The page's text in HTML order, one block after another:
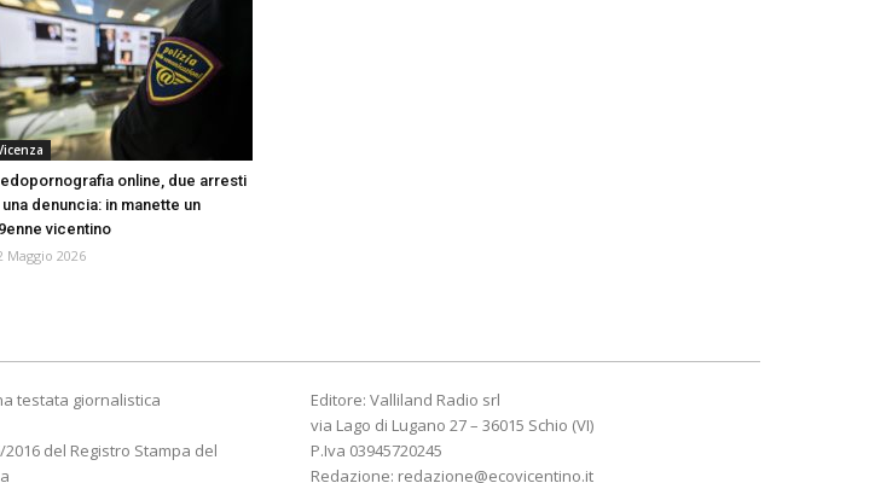
online, due arresti
una denuncia: in manette un
vicentino
Maggio 2026
testata giornalistica
del Registro Stampa del
Editore: Valliland Radio srl
via Lago di Lugano 27 – 36015 Schio (VI)
P.Iva 03945720245
Redazione: redazione@ecovicentino.it